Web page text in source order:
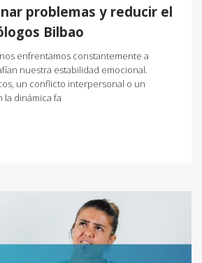
problemas y reducir el
Bilbao
enfrentamos constantemente a
nuestra estabilidad emocional.
un conflicto interpersonal o un
la dinámica fa